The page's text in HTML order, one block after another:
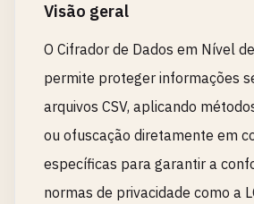
Visão geral
O Cifrador de Dados em Nível
permite proteger informações
arquivos CSV, aplicando
ou ofuscação diretamente em
específicas para garantir a
normas de privacidade como a